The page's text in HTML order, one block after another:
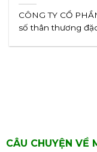
CÔNG TY CỔ
số thân thương
CÂU CHUYỆN VỀ